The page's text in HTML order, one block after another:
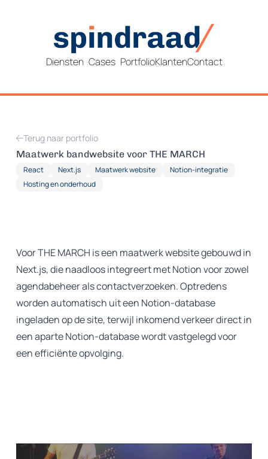
Diensten Cases PortfolioKlantenContact
Terug naar portfolio
Maatwerk bandwebsite voor THE MARCH
React Next.js Maatwerk website
Notion-integratie
Hosting en onderhoud
Voor THE MARCH is een maatwerk website gebouwd in
Next.js, die naadloos integreert met Notion voor zowel
agendabeheer als contactverzoeken. Optredens
worden automatisch uit een Notion-database
ingeladen op de site, terwijl inkomend verkeer direct in
een aparte Notion-database wordt vastgelegd voor
een efficiënte opvolging.